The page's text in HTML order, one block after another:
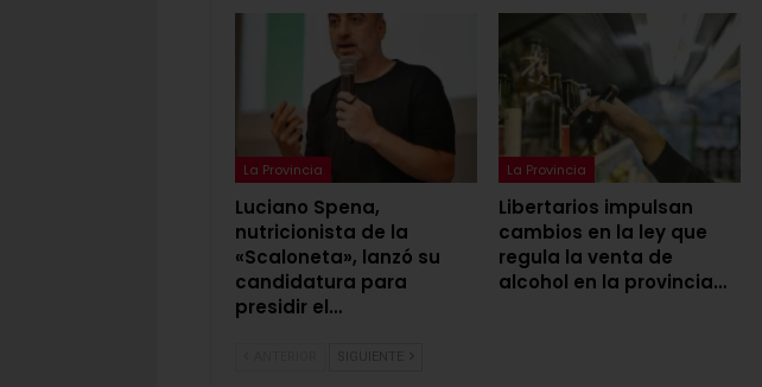
La Provincia
Luciano Spena,
nutricionista de la
«Scaloneta», lanzó su
candidatura para
presidir el…
La Provincia
Libertarios impulsan
cambios en la ley que
regula la venta de
alcohol en la provincia…